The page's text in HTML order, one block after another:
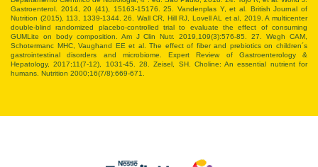
Gastroenterol. 2014, 20 (41), 15163-15176. 25. Vandenplas Y, et al. British Journal of
Nutrition (2015), 113, 1339-1344. 26. Wall CR, Hill RJ, Lovell AL et al, 2019. A multicenter
double-blind randomized placebo-controlled trial to evaluate the effect of consuming
GUMLite on body composition. Am J Clin Nutr. 2019,109(3):576-85. 27. Wegh CAM,
Schotermanc MHC, Vaughand EE et al. The effect of fiber and prebiotics on children´s
gastrointestinal disorders and microbiome. Expert Review of Gastroenterology &
Hepatology, 2017;11(7-12), 1031-45. 28. Zeisel, SH. Choline: An essential nutrient for
humans. Nutrition 2000;16(7/8):669-671.